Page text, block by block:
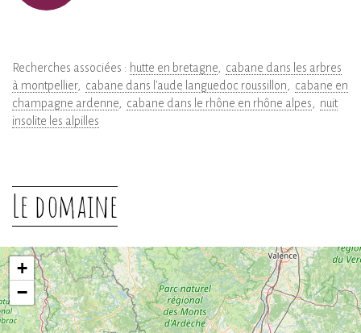
Recherches associées : hutte en bretagne
cabane dans les arbres
à montpellier
cabane dans l'aude languedoc roussillon
cabane en
champagne ardenne
cabane dans le rhône en rhône alpes
nuit
insolite les alpilles
Le domaine
+
−